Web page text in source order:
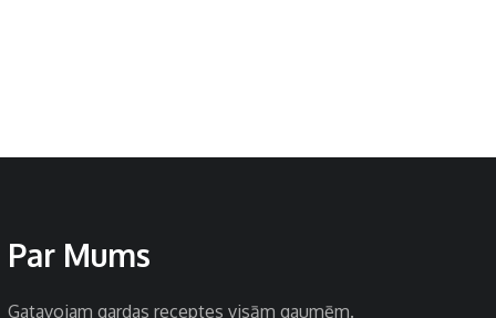
Par Mums
Gatavojam gardas receptes visām gaumēm.